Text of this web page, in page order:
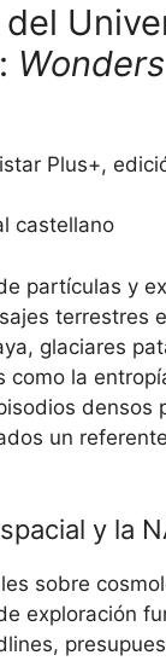
Plus+,
castellano
partículas y
terrestres
glaciares
como la
densos
un
y la
sobre
exploración